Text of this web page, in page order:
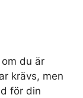
du är
krävs, men
för din